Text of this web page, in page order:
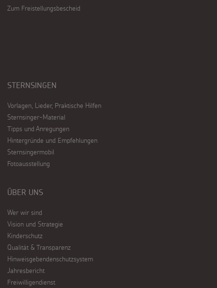
Zum Freistellungsbescheid
STERNSINGEN
Vorlagen, Lieder, Praktische Hilfen
Sternsinger-Material
Tipps und Anregungen
Hintergründe und Empfehlungen
Sternsingermobil
Fotoausstellung
ÜBER UNS
Wer wir sind
Vision und Strategie
Kinderschutz
Qualität & Transparenz
Hinweisgebendenschutzsystem
Jahresbericht
Freiwilligendienst